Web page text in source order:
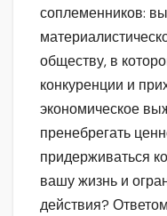
соплеменников:
обществу, в
конкуренции и
экономическое
пренебрегать
придерживаться
вашу жизнь и
действия?